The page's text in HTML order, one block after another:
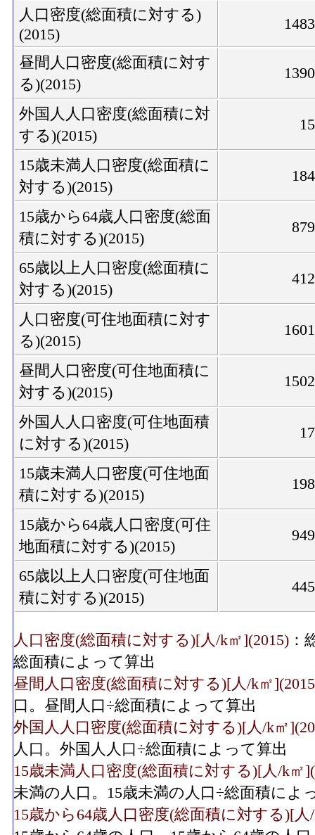
人口密度(総面積に対する)
(2015)
昼間人口密度(総面積に対す
る)(2015)
外国人人口密度(総面積に対
する)(2015)
15歳未満人口密度(総面積に
対する)(2015)
15歳から64歳人口密度(総面
積に対する)(2015)
65歳以上人口密度(総面積に
対する)(2015)
人口密度(可住地面積に対す
る)(2015)
昼間人口密度(可住地面積に
対する)(2015)
外国人人口密度(可住地面積
に対する)(2015)
15歳未満人口密度(可住地面
積に対する)(2015)
15歳から64歳人口密度(可住
地面積に対する)(2015)
65歳以上人口密度(可住地面
積に対する)(2015)
人口密度(総面積に対する)[人/k㎡](2015) ：
総面積によって算出
昼間人口密度(総面積に対する)[人/k㎡
口。昼間人口÷総面積によって算出
外国人人口密度(総面積に対する)[人/k㎡
人口。外国人人口÷総面積によって算出
15歳未満人口密度(総面積に対する)[人/k㎡
未満の人口。15歳未満の人口÷総面積によ
15歳から64歳人口密度(総面積に対する)[人